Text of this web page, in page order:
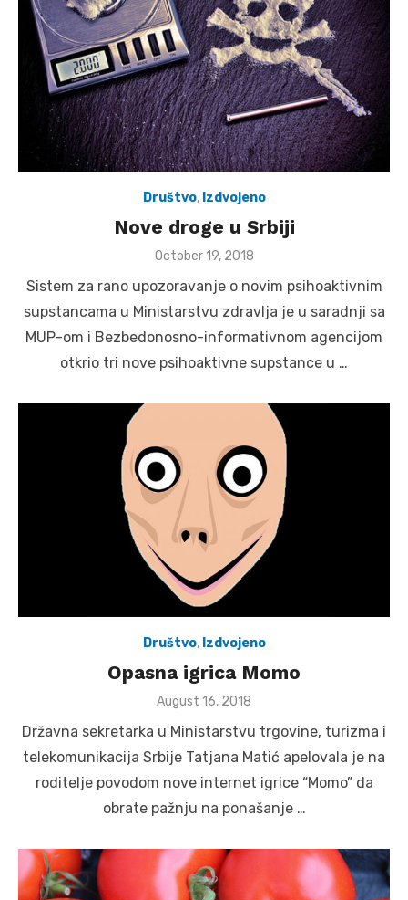
Društvo, Izdvojeno
Nove droge u Srbiji
Posted
October 19, 2018
Sistem za rano upozoravanje o novim psihoaktivnim
supstancama u Ministarstvu zdravlja je u saradnji sa
MUP-om i Bezbedonosno-informativnom agencijom
otkrio tri nove psihoaktivne supstance u …
Društvo, Izdvojeno
Opasna igrica Momo
Posted
August 16, 2018
Državna sekretarka u Ministarstvu trgovine, turizma i
telekomunikacija Srbije Tatjana Matić apelovala je na
roditelje povodom nove internet igrice “Momo” da
obrate pažnju na ponašanje …